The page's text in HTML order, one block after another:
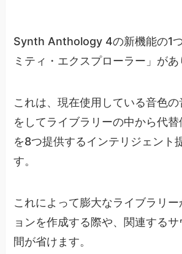
Synth Anthology 4の新機能の1
ミティ・エクスプローラー」があ
これは、現在使用している音色
をしてライブラリーの中から代
を8つ提供するインテリジェント
す。
これによって膨大なライブラリ
ョンを作成する際や、関連する
間が省けます。